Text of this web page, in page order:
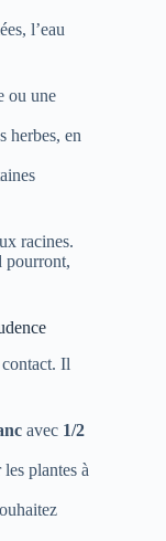
l’eau
ou une
herbes, en
racines.
pourront,
Il
avec 1/2
plantes à